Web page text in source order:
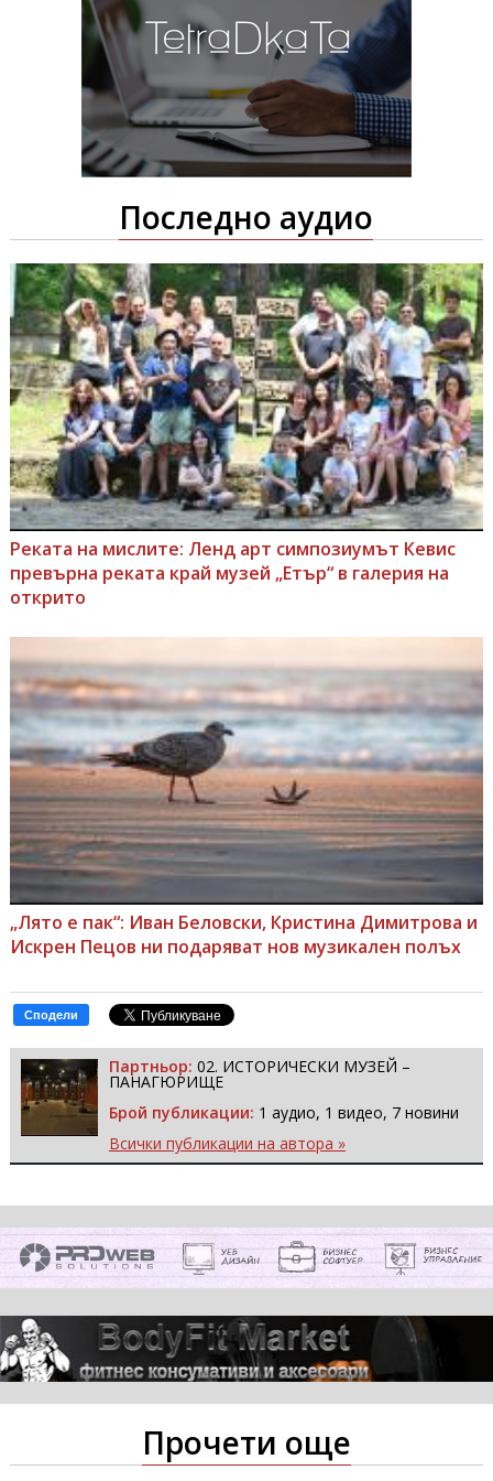
Последно аудио
Реката на мислите: Ленд арт симпозиумът Кевис
превърна реката край музей „Етър“ в галерия на
открито
„Лято е пак“: Иван Беловски, Кристина Димитрова и
Искрен Пецов ни подаряват нов музикален полъх
Сподели
Партньор: 02. ИСТОРИЧЕСКИ МУЗЕЙ –
ПАНАГЮРИЩЕ
Брой публикации: 1 аудио, 1 видео, 7 новини
Всички публикации на автора »
Прочети още